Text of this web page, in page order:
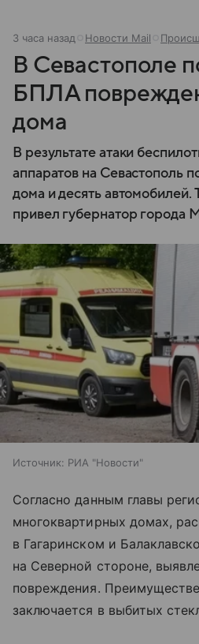
3 часа назад Новости Mail
В Севастополе
БПЛА
дома
В результате атаки
аппаратов на Севастополь
дома и десять
привел губернатор города
Источник: РИА "Новости"
Согласно данным главы
многоквартирных домах,
в Гагаринском и
на Северной стороне,
повреждения.
заключается в выбитых